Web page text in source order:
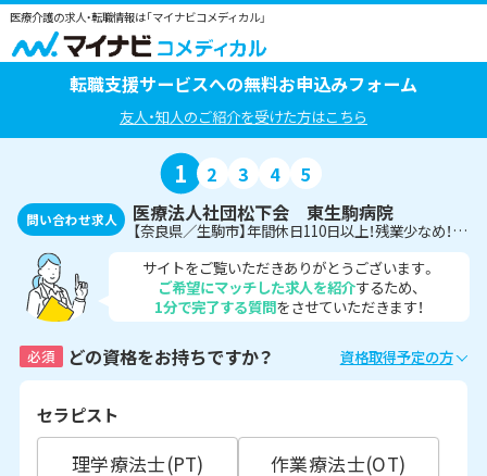
医療介護の求人・転職情報は「マイナビコメディカル」
転職支援サービスへの無料お申込みフォーム
友人・知人のご紹介を受けた方はこちら
1 2 3 4 5
問い合わせ求人 医療法人社団松下会 東生駒病院
【奈良県／生駒市】年間休日110日以上！残業少なめ！病院での理学療法士募集♪〈正社員〉
サイトをご覧いただきありがとうございます。
ご希望にマッチした求人を紹介するため、
1分で完了する質問をさせていただきます！
必須 どの資格をお持ちですか？ 資格取得予定の方
セラピスト
理学療法士(PT)
作業療法士(OT)